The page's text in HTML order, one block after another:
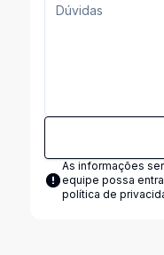
As informações
equipe possa
política de